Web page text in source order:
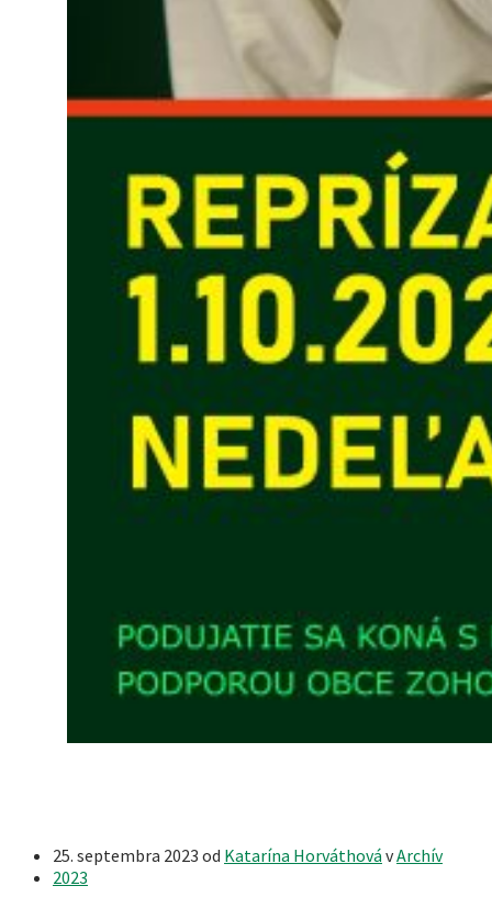
25. septembra 2023 od Katarína Horváthová vArchív
2023